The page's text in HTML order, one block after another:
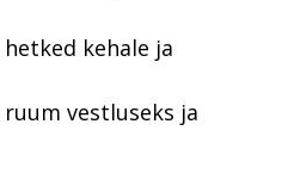
kehale ja
vestluseks ja